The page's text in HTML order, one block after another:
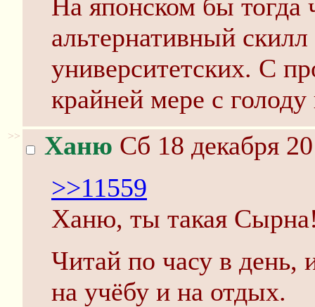
На японском бы тогда
альтернативный
университетских. С
крайней мере с
>> Ханю Сб 18 декабря
>>11559
Ханю, ты такая
Читай по часу в
на учёбу и на отдых.